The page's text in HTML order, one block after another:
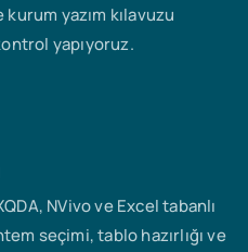
yazım kılavuzu
yapıyoruz.
NVivo ve Excel tabanlı
seçimi, tablo hazırlığı ve